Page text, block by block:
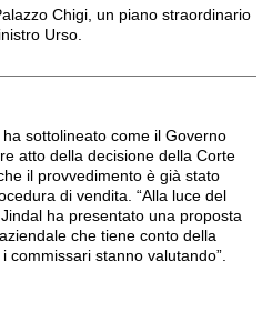
Chigi, un piano straordinario
Urso.
sottolineato come il Governo
atto della decisione della Corte
il provvedimento è già stato
di vendita. “Alla luce del
ha presentato una proposta
che tiene conto della
commissari stanno valutando”.